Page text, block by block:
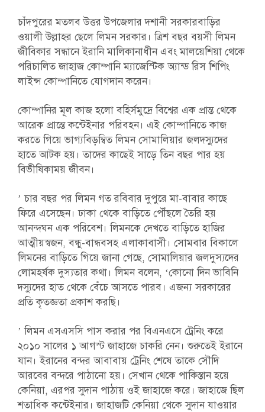
চাঁদপুরের মতলব উত্তর উপজেলার দশানী সরকারবাড়ির
ওয়ালী উল্লাহর ছেলে লিমন সরকার। ত্রিশ বছর বয়সী লিমন
জীবিকার সন্ধানে ইরানি মালিকানাধীন এবং মালয়েশিয়া থেকে
পরিচালিত জাহাজ কোম্পানি ম্যাজেস্টিক অ্যান্ড রিস শিপিং
লাইন্স কোম্পানিতে যোগদান করেন।
কোম্পানির মূল কাজ হলো বহির্সমুদ্রে বিশ্বের এক প্রান্ত থেকে
আরেক প্রান্তে কন্টেইনার পরিবহন। এই কোম্পানিতে কাজ
করতে গিয়ে ভাগ্যবিড়ম্বিত লিমন সোমালিয়ার জলদস্যুদের
হাতে আটক হয়। তাদের কাছেই সাড়ে তিন বছর পার হয়
বিভীষিকাময় জীবন।
’ চার বছর পর লিমন গত রবিবার দুপুরে মা-বাবার কাছে
ফিরে এসেছেন। ঢাকা থেকে বাড়িতে পৌঁছলে তৈরি হয়
আনন্দঘন এক পরিবেশ। লিমনকে দেখতে বাড়িতে হাজির
আত্মীয়স্বজন, বন্ধু-বান্ধবসহ এলাকাবাসী। সোমবার বিকালে
লিমনের বাড়িতে গিয়ে জানা গেছে, সোমালিয়ার জলদুস্যদের
লোমহর্ষক দুস্যতার কথা। লিমন বলেন, ‘কোনো দিন ভাবিনি
দস্যুদের হাত থেকে বেঁচে আসতে পারব। এজন্য সরকারের
প্রতি কৃতজ্ঞতা প্রকাশ করছি।
’ লিমন এসএসসি পাস করার পর বিএনএসে ট্রেনিং করে
২০১০ সালের ১ আগস্ট জাহাজে চাকরি নেন। শুরুতেই ইরানে
যান। ইরানের বন্দর আবাবায় ট্রেনিং শেষে তাকে সৌদি
আরবের বন্দরে পাঠানো হয়। সেখান থেকে পাকিস্তান হয়ে
কেনিয়া, এরপর সুদান পাঠায় ওই জাহাজে করে। জাহাজে ছিল
শতাধিক কন্টেইনার। জাহাজটি কেনিয়া থেকে সুদান যাওয়ার